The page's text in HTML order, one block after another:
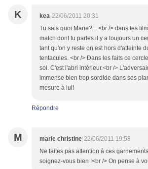
K kea 22/06/2011 20:31
Tu sais quoi Marie?... <br /> dans les
match dont tu parles il y a toujours un
tant qu'on y reste on est hors d'atteinte
tentacules. <br /> Dans les faits ce
soi. C'est l'abri intérieur.<br />
immense bien trop sordide dans ses
mesure à lui!
Répondre
M marie christine 22/06/2011 19:58
Ne faites pas attention à ces
soignez-vous bien !<br /> On pense à